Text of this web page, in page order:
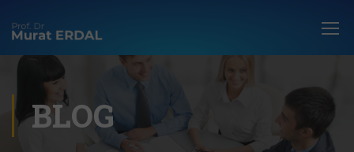
BLOG